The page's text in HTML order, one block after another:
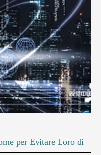
per Evitare Loro di